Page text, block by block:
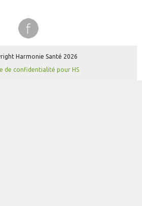
Harmonie Santé 2026
de confidentialité pour HS